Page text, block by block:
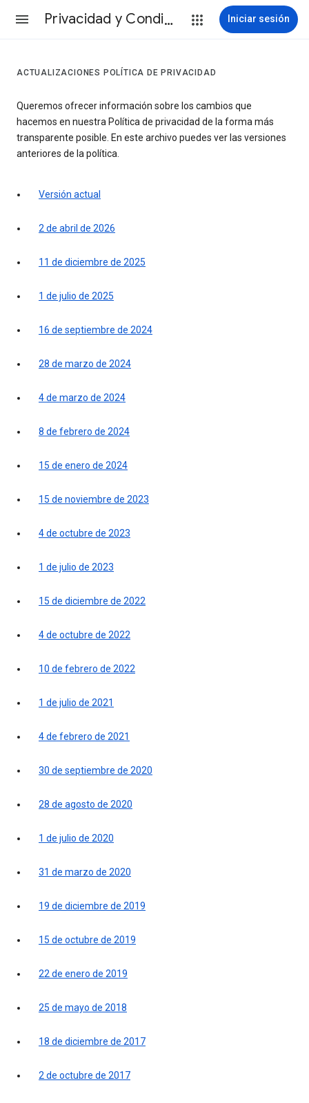
Privacidad y Condiciones Iniciar sesión
ACTUALIZACIONES POLÍTICA DE PRIVACIDAD
Queremos ofrecer información sobre los cambios que
hacemos en nuestra Política de privacidad de la forma más
transparente posible. En este archivo puedes ver las versiones
anteriores de la política.
Versión actual
2 de abril de 2026
11 de diciembre de 2025
1 de julio de 2025
16 de septiembre de 2024
28 de marzo de 2024
4 de marzo de 2024
8 de febrero de 2024
15 de enero de 2024
15 de noviembre de 2023
4 de octubre de 2023
1 de julio de 2023
15 de diciembre de 2022
4 de octubre de 2022
10 de febrero de 2022
1 de julio de 2021
4 de febrero de 2021
30 de septiembre de 2020
28 de agosto de 2020
1 de julio de 2020
31 de marzo de 2020
19 de diciembre de 2019
15 de octubre de 2019
22 de enero de 2019
25 de mayo de 2018
18 de diciembre de 2017
2 de octubre de 2017